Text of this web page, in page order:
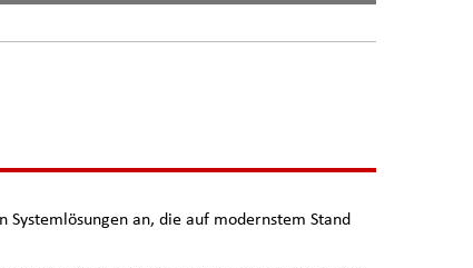
an, die auf modernstem Stand